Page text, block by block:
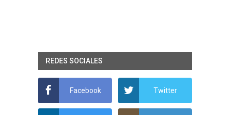
REDES SOCIALES
Facebook Twitter